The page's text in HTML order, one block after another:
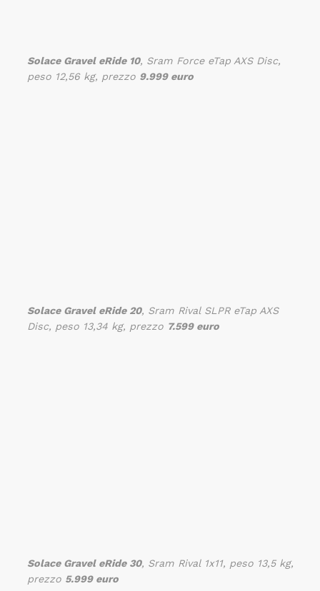
Solace Gravel eRide 10, Sram Force eTap AXS Disc,
peso 12,56 kg, prezzo 9.999 euro
Solace Gravel eRide 20, Sram Rival SLPR eTap AXS
Disc, peso 13,34 kg, prezzo 7.599 euro
Solace Gravel eRide 30, Sram Rival 1x11, peso 13,5 kg,
prezzo 5.999 euro